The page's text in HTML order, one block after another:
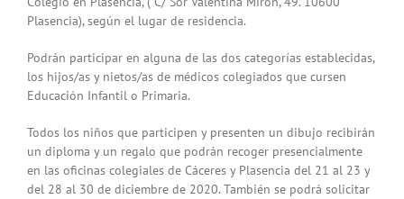
Plasencia), según el lugar de residencia.
Podrán participar en alguna de las dos categorías establecidas,
los hijos/as y nietos/as de médicos colegiados que cursen
Educación Infantil o Primaria.
Todos los niños que participen y presenten un dibujo recibirán
un diploma y un regalo que podrán recoger presencialmente
en las oficinas colegiales de Cáceres y Plasencia del 21 al 23 y
del 28 al 30 de diciembre de 2020. También se podrá solicitar